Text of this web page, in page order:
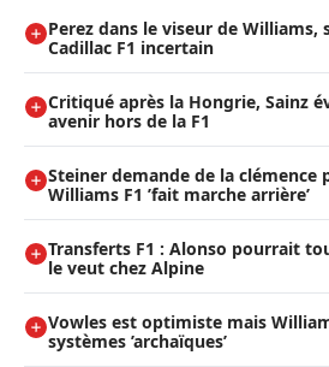
Perez dans le viseur de Williams,
Cadillac F1 incertain
Critiqué après la Hongrie, Sainz
avenir hors de la F1
Steiner demande de la clémence
Williams F1 ’fait marche arrière’
Transferts F1 : Alonso pourrait
le veut chez Alpine
Vowles est optimiste mais
systèmes ’archaïques’